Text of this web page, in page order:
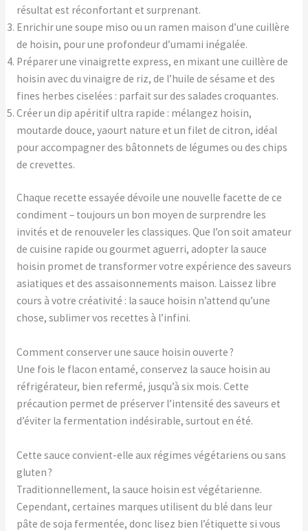
résultat est réconfortant et surprenant.
Enrichir une soupe miso ou un ramen maison d’une cuillère
de hoisin, pour une profondeur d’umami inégalée.
Préparer une vinaigrette express, en mixant une cuillère de
hoisin avec du vinaigre de riz, de l’huile de sésame et des
fines herbes ciselées : parfait sur des salades croquantes.
Créer un dip apéritif ultra rapide : mélangez hoisin,
moutarde douce, yaourt nature et un filet de citron, idéal
pour accompagner des bâtonnets de légumes ou des chips
de crevettes.
Chaque recette essayée dévoile une nouvelle facette de ce
condiment – toujours un bon moyen de surprendre les
invités et de renouveler les classiques. Que l’on soit amateur
de cuisine rapide ou gourmet aguerri, adopter la sauce
hoisin promet de transformer votre expérience des saveurs
asiatiques et des assaisonnements maison. Laissez libre
cours à votre créativité : la sauce hoisin n’attend qu’une
chose, sublimer vos recettes à l’infini.
Comment conserver une sauce hoisin ouverte ?
Une fois le flacon entamé, conservez la sauce hoisin au
réfrigérateur, bien refermé, jusqu’à six mois. Cette
précaution permet de préserver l’intensité des saveurs et
d’éviter la fermentation indésirable, surtout en été.
Cette sauce convient-elle aux régimes végétariens ou sans
gluten ?
Traditionnellement, la sauce hoisin est végétarienne.
Cependant, certaines marques utilisent du blé dans leur
pâte de soja fermentée, donc lisez bien l’étiquette si vous